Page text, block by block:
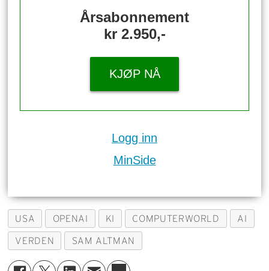
Årsabonnement
kr 2.950,-
KJØP NÅ
Logg inn
MinSide
USA OPENAI KI COMPUTERWORLD AI
VERDEN SAM ALTMAN